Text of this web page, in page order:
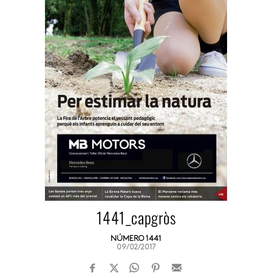
1441_capgròs
NÚMERO 1441
09/02/2017